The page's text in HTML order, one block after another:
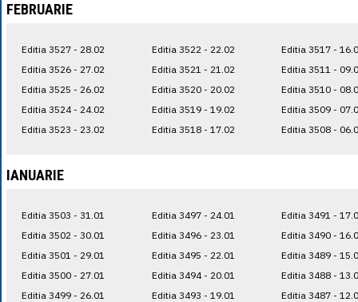
FEBRUARIE
Editia 3527 - 28.02
Editia 3526 - 27.02
Editia 3525 - 26.02
Editia 3524 - 24.02
Editia 3523 - 23.02
Editia 3522 - 22.02
Editia 3521 - 21.02
Editia 3520 - 20.02
Editia 3519 - 19.02
Editia 3518 - 17.02
Editia 3517 -
Editia 3511 -
Editia 3510 -
Editia 3509 -
Editia 3508 -
IANUARIE
Editia 3503 - 31.01
Editia 3502 - 30.01
Editia 3501 - 29.01
Editia 3500 - 27.01
Editia 3499 - 26.01
Editia 3497 - 24.01
Editia 3496 - 23.01
Editia 3495 - 22.01
Editia 3494 - 20.01
Editia 3493 - 19.01
Editia 3491 -
Editia 3490 -
Editia 3489 -
Editia 3488 -
Editia 3487 -